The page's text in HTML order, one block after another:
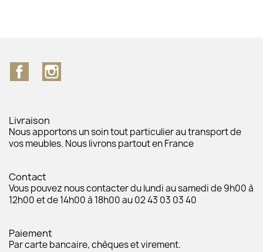
Facebook
Livraison
Nous apportons un soin tout particulier au transport de
vos meubles. Nous livrons partout en France
Contact
Vous pouvez nous contacter du lundi au samedi de 9h00 à
12h00 et de 14h00 à 18h00 au 02 43 03 03 40
Paiement
Par carte bancaire, chèques et virement.